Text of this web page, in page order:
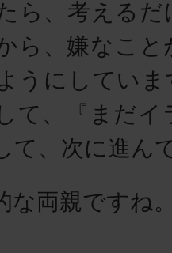
ら、考える
ら、嫌なこ
うにしてい
て、『まだ
て、次に進ん
な両親ですね